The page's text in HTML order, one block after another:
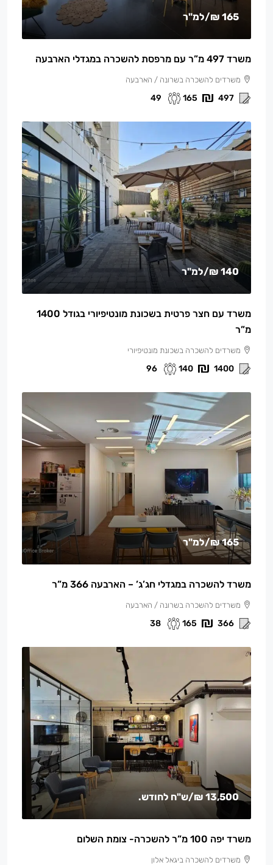
165 ₪ /למ"ר
משרד 497 מ”ר עם מרפסת להשכרה במגדלי הארבעה
משרדים להשכרה בשרונה / הארבעה
497
165
49
140 ₪ /למ"ר
משרד עם חצר פרטית בשכונת מונטיפיורי בגודל 1400
מ”ר
משרדים להשכרה בשכונת מונטיפיורי
1400
140
96
165 ₪ /למ"ר
משרד להשכרה במגדלי חג’ג’ – הארבעה 366 מ”ר
משרדים להשכרה בשרונה / הארבעה
366
165
38
13,500 ₪ /ש"ח לחודש.
משרד יפה 100 מ”ר להשכרה- צומת השלום
משרדים להשכרה ביגאל אלון